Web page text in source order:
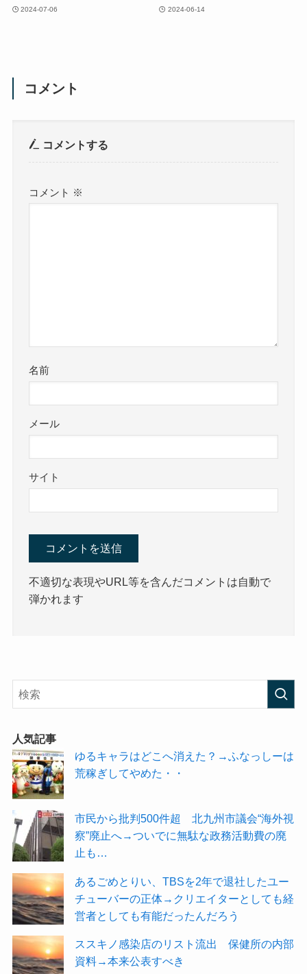
2024-07-06 2024-06-14
コメント
コメントする
コメント ※
名前
メール
サイト
不適切な表現やURL等を含んだコメントは自動で
弾かれます
人気記事
ゆるキャラはどこへ消えた？→ふなっしーは
荒稼ぎしてやめた・・
市民から批判500件超 北九州市議会“海外視
察”廃止へ→ついでに無駄な政務活動費の廃
止も…
あるごめとりい、TBSを2年で退社したユー
チューバーの正体→クリエイターとしても経
営者としても有能だったんだろう
ススキノ感染店のリスト流出 保健所の内部
資料→本来公表すべき